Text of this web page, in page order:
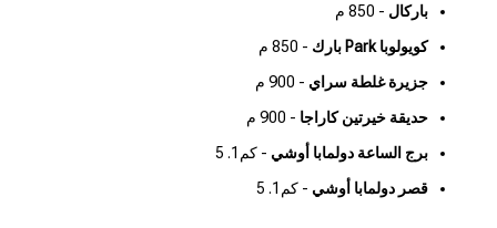
باركال - 850 م
كويولوبا Park بارك
- 850 م
جزيرة غلطة سراي - 900 م
حديقة خيرتين كاراجا - 900 م
برج الساعة دولمابا أوشي - كم1. 5
قصر دولمابا أوشي - كم1. 5